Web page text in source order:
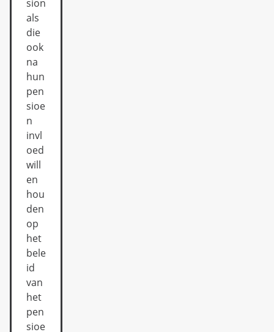
sion
als
die
ook
na
hun
pen
sioe
n
invl
oed
will
en
hou
den
op
het
bele
id
van
het
pen
sioe